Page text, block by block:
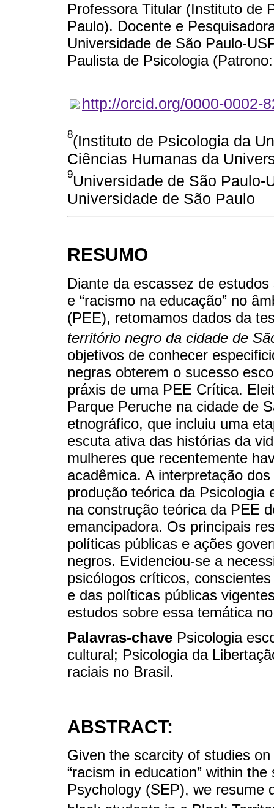
Professora Titular (Instituto de
Paulo). Docente e
Universidade de São Paulo-
Paulista de Psicologia
http://orcid.org/0000-0002-
8(Instituto de Psicologia da
Ciências Humanas da
9Universidade de São Paulo-
Universidade de São Paulo
RESUMO
Diante da escassez de
e “racismo na educação” no
(PEE), retomamos dados da
território negro da cidade de
objetivos de conhecer
negras obterem o sucesso
práxis de uma PEE Crítica.
Parque Peruche na cidade de
etnográfico, que incluiu uma
escuta ativa das histórias da
mulheres que recentemente
acadêmica. A interpretação
produção teórica da Psicologia
na construção teórica da PEE
emancipadora. Os principais
políticas públicas e ações
negros. Evidenciou-se a
psicólogos críticos,
e das políticas públicas
estudos sobre essa temática
Palavras-chave Psicologia
cultural; Psicologia da
raciais no Brasil.
ABSTRACT:
Given the scarcity of studies
“racism in education” within
Psychology (SEP), we resume